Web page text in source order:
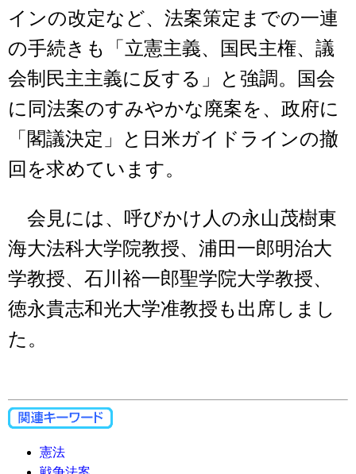
インの改定など、法案策定までの一連
の手続きも「立憲主義、国民主権、議
会制民主主義に反する」と強調。国会
に同法案のすみやかな廃案を、政府に
「閣議決定」と日米ガイドラインの撤
回を求めています。
会見には、呼びかけ人の永山茂樹東
海大法科大学院教授、浦田一郎明治大
学教授、石川裕一郎聖学院大学教授、
徳永貴志和光大学准教授も出席しまし
た。
憲法